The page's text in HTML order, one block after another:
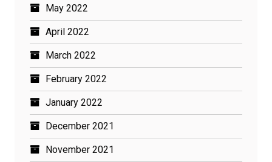
May 2022
April 2022
March 2022
February 2022
January 2022
December 2021
November 2021